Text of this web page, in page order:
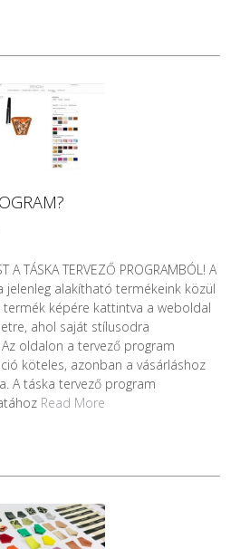
A TÁSKA TERVEZŐ PROGRAMBÓL! A
jelenleg alakítható termékeink közül
képére kattintva a weboldal
ahol saját stílusodra
oldalon a tervező program
köteles, azonban a vásárláshoz
A táska tervező program
Read More